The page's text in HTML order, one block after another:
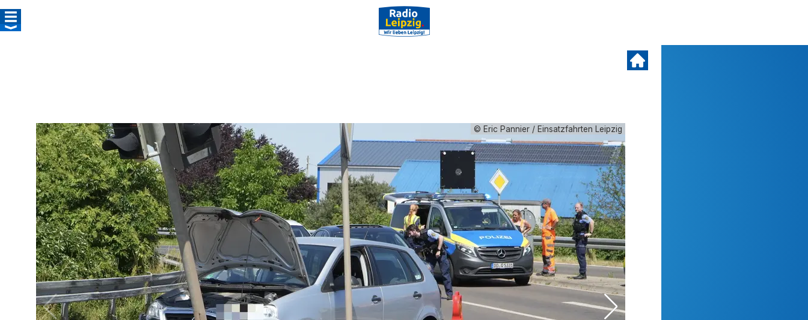
© Eric Pannier / Einsatzfahrten Leipzig